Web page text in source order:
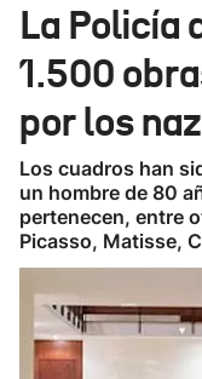
La Policía
1.500
por los
Los cuadros han
un hombre de 80
pertenecen, entre
Picasso, Matisse,